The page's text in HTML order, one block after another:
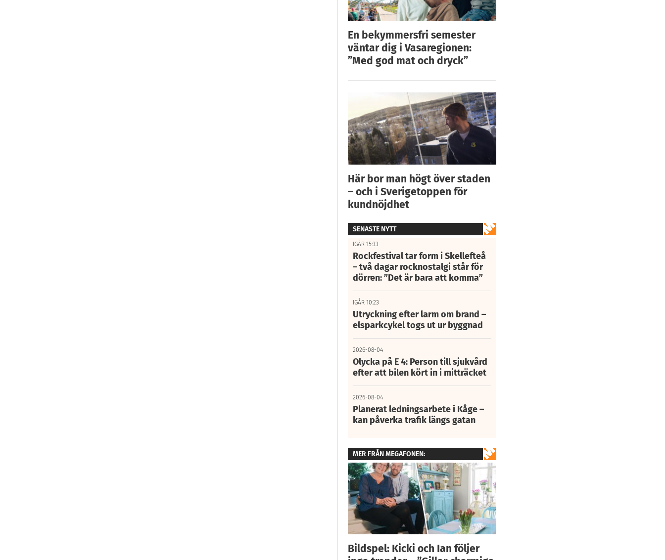
En bekymmersfri semester
väntar dig i Vasaregionen:
”Med god mat och dryck”
Här bor man högt över staden
– och i Sverigetoppen för
kundnöjdhet
SENASTE NYTT
IGÅR 15:33
Rockfestival tar form i Skellefteå
– två dagar rocknostalgi står för
dörren: ”Det är bara att komma”
IGÅR 10:23
Utryckning efter larm om brand –
elsparkcykel togs ut ur byggnad
2026-08-04
Olycka på E 4: Person till sjukvård
efter att bilen kört in i mitträcket
2026-08-04
Planerat ledningsarbete i Kåge –
kan påverka trafik längs gatan
MER FRÅN MEGAFONEN:
Bildspel: Kicki och Ian följer